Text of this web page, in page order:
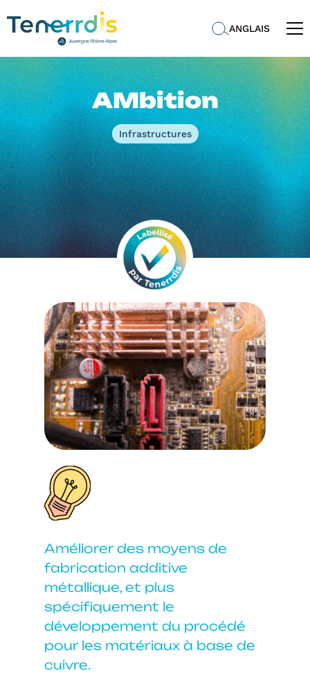
ANGLAIS
AMbition
Infrastructures
Améliorer des moyens de
fabrication additive
métallique, et plus
spécifiquement le
développement du procédé
pour les matériaux à base de
cuivre.